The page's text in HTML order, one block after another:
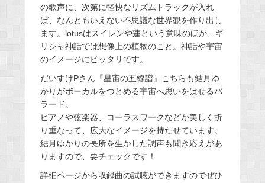
の歌声に、次第に軽快なリズムトラックが入れ
ば、なんともいえない不思議な世界観を作り出し
ます。lotusはスイレンや蓮という意味のほか、ギ
リシャ神話では想像上の植物のこと。神話や宇宙
のイメージにピッタリです。
だいすけPさん『星宙の五線譜』こちらも結月ゆ
かりがボーカルをつとめる宇宙へ思いをはせるバ
ラード。
ピアノや弦楽器、コーラスワークなどが美しく折
り重なって、広大なイメージを持たせています。
結月ゆかりの長所を生かした調声も聞き応えがあ
りますので、要チェックです！
詳細ページから収録曲の試聴ができますのでぜひ